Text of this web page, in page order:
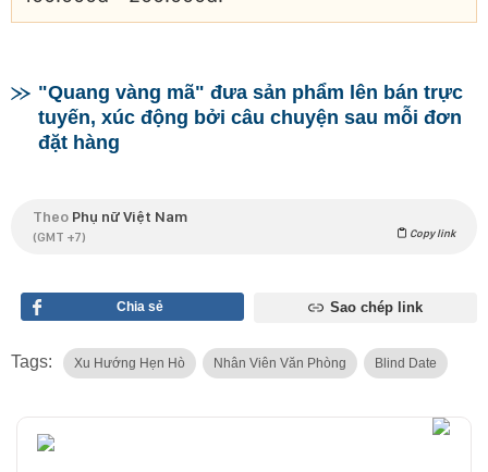
"Quang vàng mã" đưa sản phẩm lên bán trực
tuyến, xúc động bởi câu chuyện sau mỗi đơn
đặt hàng
Theo Phụ nữ Việt Nam
(GMT +7) Copy link
Chia sẻ Sao chép link
Tags: Xu Hướng Hẹn Hò Nhân Viên Văn Phòng Blind Date